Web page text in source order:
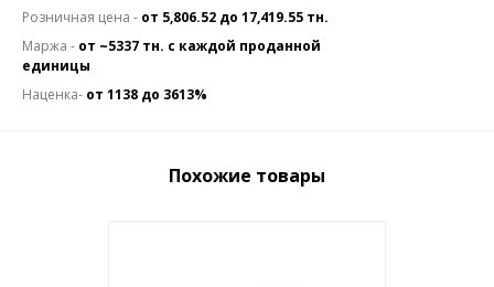
Розничная цена - от 5,806.52 до 17,419.55 тн.
Маржа - от ~5337 тн. с каждой проданной
единицы
Наценка- от 1138 до 3613%
Похожие товары